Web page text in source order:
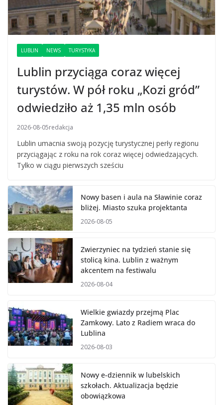
LUBLIN NEWS TURYSTYKA
Lublin przyciąga coraz więcej
turystów. W pół roku „Kozi gród”
odwiedziło aż 1,35 mln osób
2026-08-05redakcja
Lublin umacnia swoją pozycję turystycznej perły regionu
przyciągając z roku na rok coraz więcej odwiedzających.
Tylko w ciągu pierwszych sześciu
Nowy basen i aula na Sławinie coraz
bliżej. Miasto szuka projektanta
2026-08-05
Zwierzyniec na tydzień stanie się
stolicą kina. Lublin z ważnym
akcentem na festiwalu
2026-08-04
Wielkie gwiazdy przejmą Plac
Zamkowy. Lato z Radiem wraca do
Lublina
2026-08-03
Nowy e-dziennik w lubelskich
szkołach. Aktualizacja będzie
obowiązkowa